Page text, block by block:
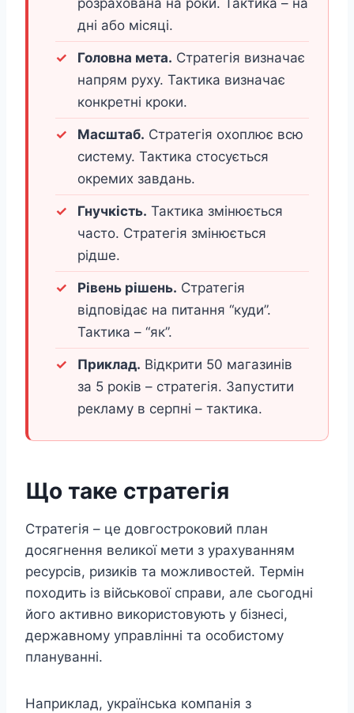
розрахована на роки. Тактика – на
дні або місяці.
Головна мета. Стратегія визначає
напрям руху. Тактика визначає
конкретні кроки.
Масштаб. Стратегія охоплює всю
систему. Тактика стосується
окремих завдань.
Гнучкість. Тактика змінюється
часто. Стратегія змінюється
рідше.
Рівень рішень. Стратегія
відповідає на питання “куди”.
Тактика – “як”.
Приклад. Відкрити 50 магазинів
за 5 років – стратегія. Запустити
рекламу в серпні – тактика.
Що таке стратегія
Стратегія – це довгостроковий план
досягнення великої мети з урахуванням
ресурсів, ризиків та можливостей. Термін
походить із військової справи, але сьогодні
його активно використовують у бізнесі,
державному управлінні та особистому
плануванні.
Наприклад, українська компанія з